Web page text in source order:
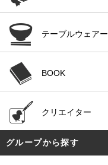
テーブルウェアー
BOOK
クリエイター
グループから探す